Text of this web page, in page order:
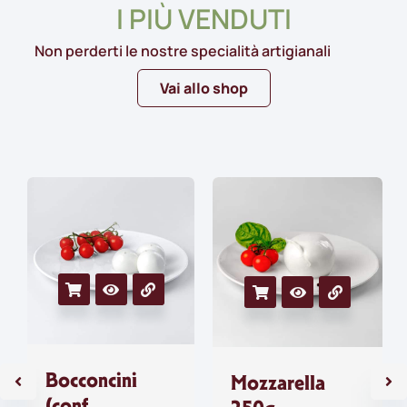
I PIÙ VENDUTI
Vai allo shop
Non perderti le nostre specialità artigianali
Bocconcini
Mozzarella